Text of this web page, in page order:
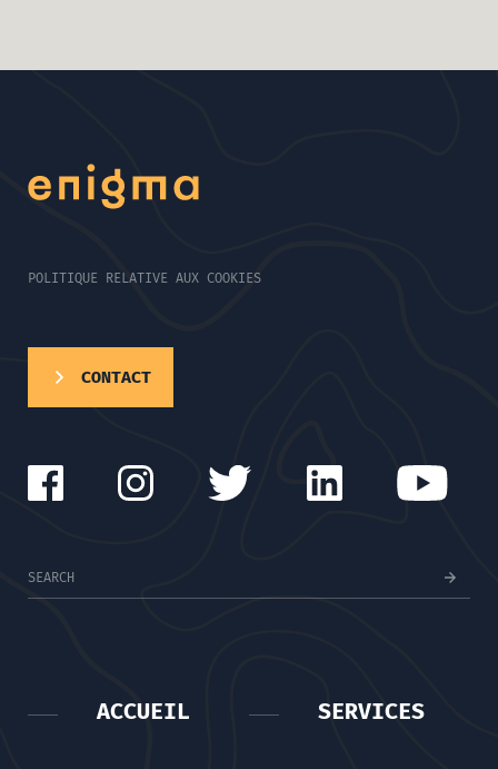
POLITIQUE RELATIVE AUX COOKIES
CONTACT
ACCUEIL SERVICES